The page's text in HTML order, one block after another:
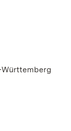
Württemberg